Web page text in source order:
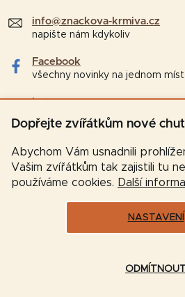
Dopřejte zvířátkům nové
Abychom Vám usnadnili
Vašim zvířátkům tak zajistili tu
používáme cookies. Další
NASTAVENÍ
ODMÍTNOUT
info@znackova-krmiva.cz
napište nám kdykoliv
Facebook
všechny novinky na jednom
Instagram
tipy a zajímavosti pro chovatele
Vytvořil